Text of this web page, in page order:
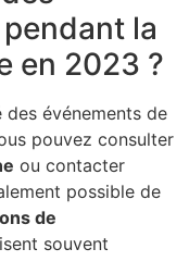
la
en 2023 ?
événements de
pouvez consulter
ou contacter
possible de
de
souvent